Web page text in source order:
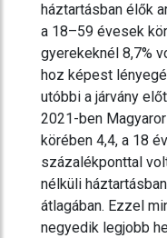
háztartásban élők
a 18–59 évesek
gyerekeknél 8,7%
hoz képest
utóbbi a járvány
2021-ben
körében 4,4, a 18
százalékponttal
nélküli
átlagában. Ezzel
negyedik legjobb